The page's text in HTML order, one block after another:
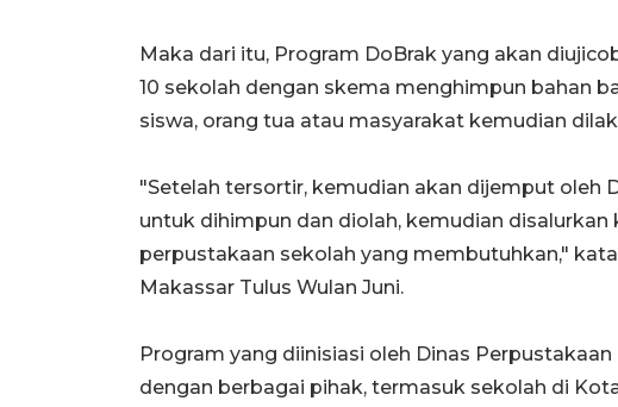
Maka dari itu, Program DoBrak yang akan
10 sekolah dengan skema menghimpun bahan
siswa, orang tua atau masyarakat kemudian
"Setelah tersortir, kemudian akan dijemput oleh
untuk dihimpun dan diolah, kemudian
perpustakaan sekolah yang membutuhkan,"
Makassar Tulus Wulan Juni.
Program yang diinisiasi oleh Dinas
dengan berbagai pihak, termasuk sekolah di